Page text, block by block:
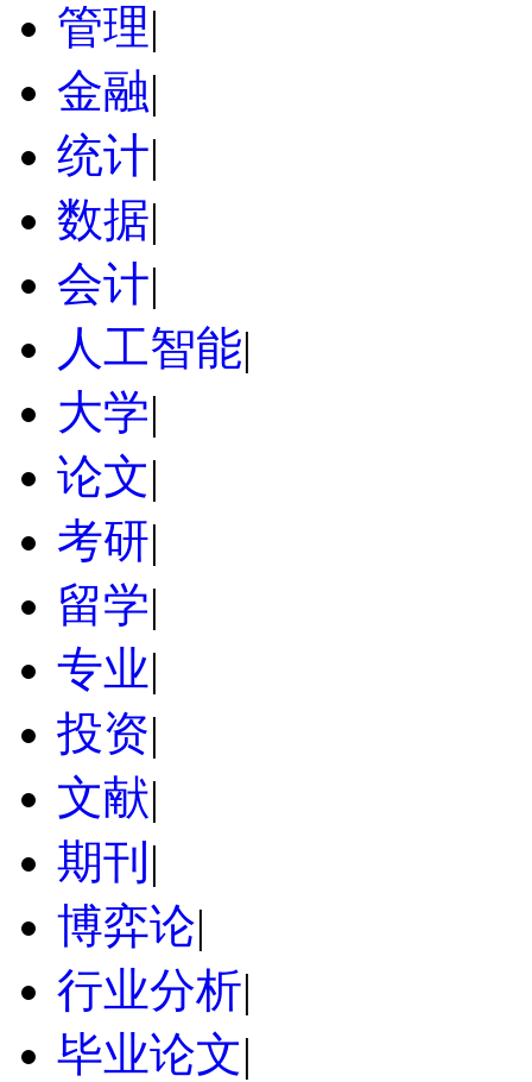
管理|
金融|
统计|
数据|
会计|
人工智能|
大学|
论文|
考研|
留学|
专业|
投资|
文献|
期刊 |
博弈论|
行业分析|
毕业论文|